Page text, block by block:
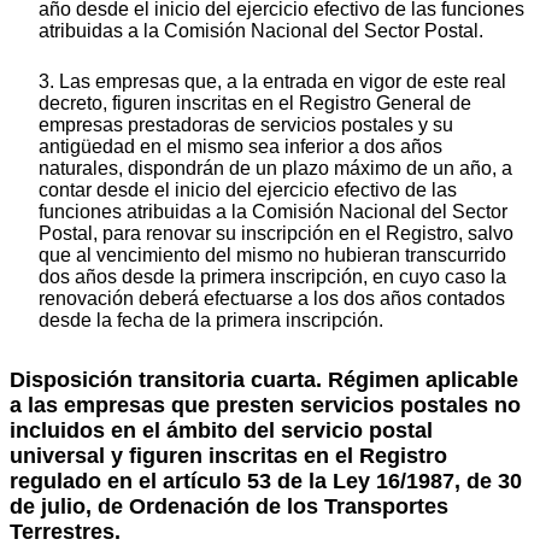
año desde el inicio del ejercicio efectivo de las funciones
atribuidas a la Comisión Nacional del Sector Postal.
3. Las empresas que, a la entrada en vigor de este real
decreto, figuren inscritas en el Registro General de
empresas prestadoras de servicios postales y su
antigüedad en el mismo sea inferior a dos años
naturales, dispondrán de un plazo máximo de un año, a
contar desde el inicio del ejercicio efectivo de las
funciones atribuidas a la Comisión Nacional del Sector
Postal, para renovar su inscripción en el Registro, salvo
que al vencimiento del mismo no hubieran transcurrido
dos años desde la primera inscripción, en cuyo caso la
renovación deberá efectuarse a los dos años contados
desde la fecha de la primera inscripción.
Disposición transitoria cuarta. Régimen aplicable
a las empresas que presten servicios postales no
incluidos en el ámbito del servicio postal
universal y figuren inscritas en el Registro
regulado en el artículo 53 de la Ley 16/1987, de 30
de julio, de Ordenación de los Transportes
Terrestres.